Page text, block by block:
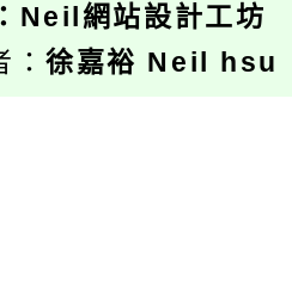
： Neil網站設計工坊
：徐嘉裕 Neil hsu